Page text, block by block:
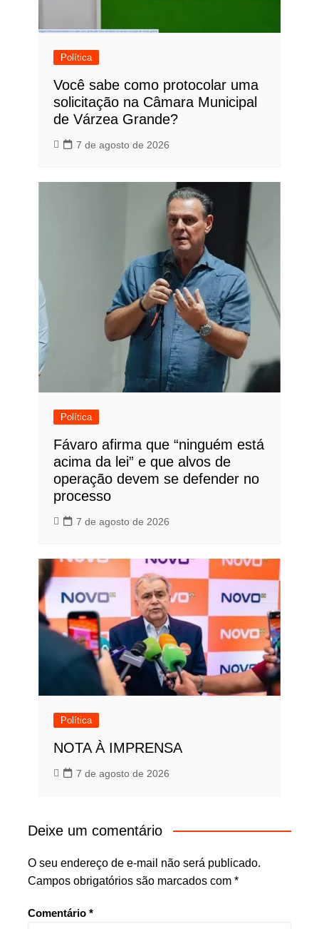
Política
Você sabe como protocolar uma
solicitação na Câmara Municipal
de Várzea Grande?
7 de agosto de 2026
Política
Fávaro afirma que “ninguém está
acima da lei” e que alvos de
operação devem se defender no
processo
7 de agosto de 2026
Política
NOTA À IMPRENSA
7 de agosto de 2026
Deixe um comentário
O seu endereço de e-mail não será publicado.
Campos obrigatórios são marcados com *
Comentário *